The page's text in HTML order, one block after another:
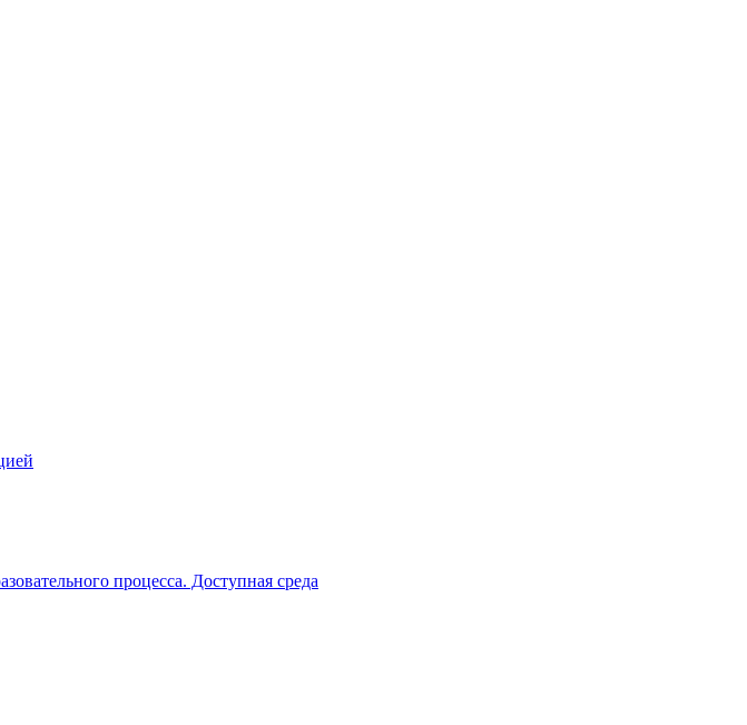
процесса. Доступная среда